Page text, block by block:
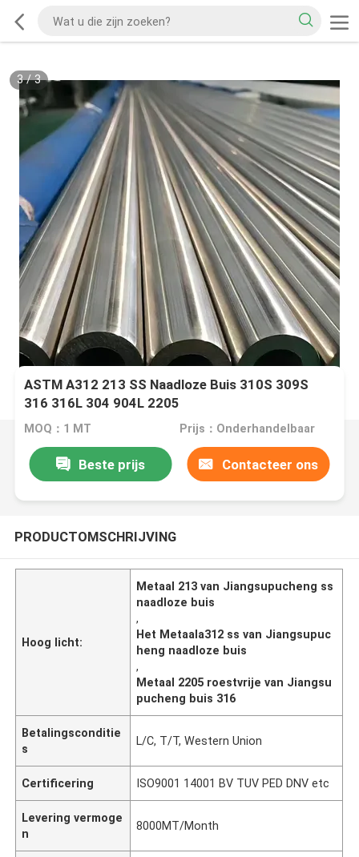
3/3
ASTM A312 213 SS Naadloze Buis 310S 309S
316 316L 304 904L 2205
MOQ：1 MT Prijs：Onderhandelbaar
Beste prijs Contacteer ons
PRODUCTOMSCHRIJVING
Hoog licht:
Metaal 213 van Jiangsupucheng ss
naadloze buis
,
Het Metaala312 ss van Jiangsupuc
heng naadloze buis
,
Metaal 2205 roestvrije van Jiangsu
pucheng buis 316
Betalingsconditie
s
L/C, T/T, Western Union
Certificering ISO9001 14001 BV TUV PED DNV etc
Levering vermoge
n
8000MT/Month